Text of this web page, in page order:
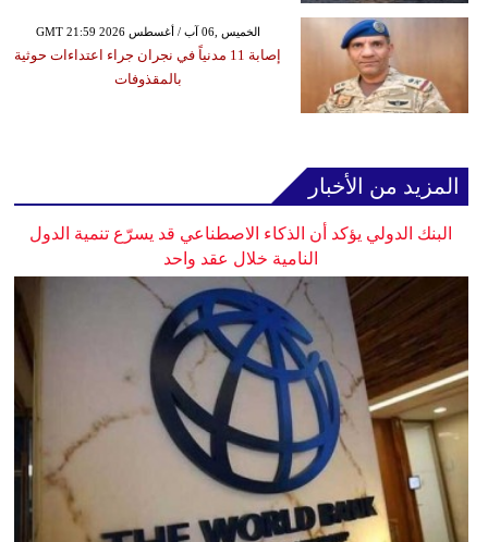
GMT 21:59 2026 الخميس ,06 آب / أغسطس
إصابة 11 مدنياً في نجران جراء اعتداءات حوثية
بالمقذوفات
المزيد من الأخبار
البنك الدولي يؤكد أن الذكاء الاصطناعي قد يسرّع تنمية الدول
النامية خلال عقد واحد